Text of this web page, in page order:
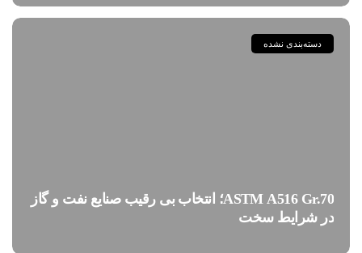
دسته‌بندی نشده
ASTM A516 Gr.70؛ انتخاب بی رقیب صنایع نفت و گاز
در شرایط سخت